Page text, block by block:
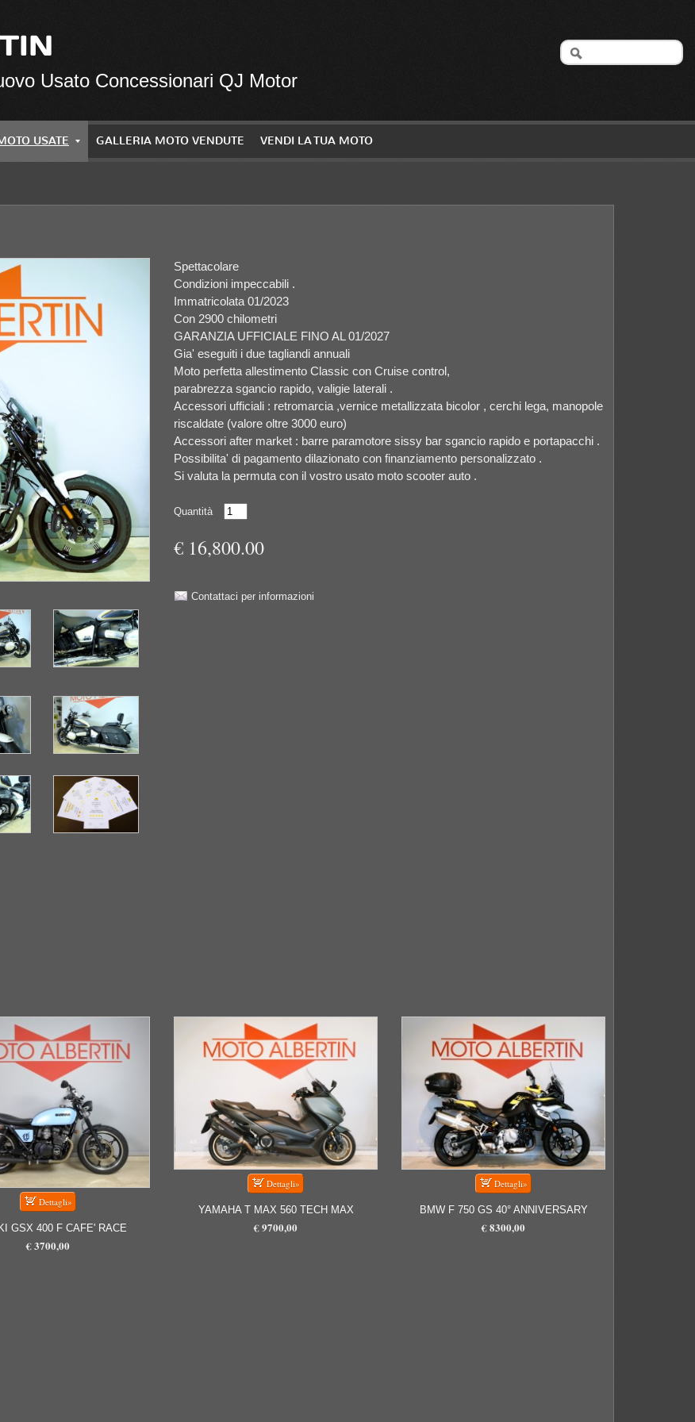
Usato Concessionari QJ Motor
USATE GALLERIA MOTO VENDUTE VENDI LA TUA MOTO
Spettacolare
Condizioni impeccabili .
Immatricolata 01/2023
Con 2900 chilometri
GARANZIA UFFICIALE FINO AL 01/2027
Gia' eseguiti i due tagliandi annuali
Moto perfetta allestimento Classic con Cruise control,
parabrezza sgancio rapido, valigie laterali .
Accessori ufficiali : retromarcia ,vernice metallizzata bicolor , cerchi lega, manopole
riscaldate (valore oltre 3000 euro)
Accessori after market : barre paramotore sissy bar sgancio rapido e portapacchi .
Possibilita' di pagamento dilazionato con finanziamento personalizzato .
Si valuta la permuta con il vostro usato moto scooter auto .
Quantità
€ 16,800.00
Contattaci per informazioni
GSX 400 F CAFE' RACE
€ 3700,00
YAMAHA T MAX 560 TECH MAX
€ 9700,00
BMW F 750 GS 40° ANNIVERSARY
€ 8300,00